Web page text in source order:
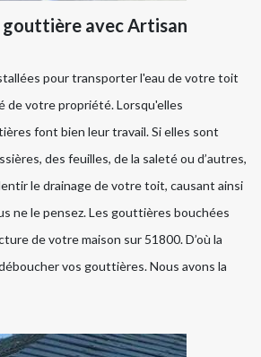
gouttière avec Artisan
pour transporter l'eau de votre toit
de votre propriété. Lorsqu'elles
font bien leur travail. Si elles sont
des feuilles, de la saleté ou d’autres,
le drainage de votre toit, causant ainsi
ne le pensez. Les gouttières bouchées
de votre maison sur 51800. D’où la
vos gouttières. Nous avons la